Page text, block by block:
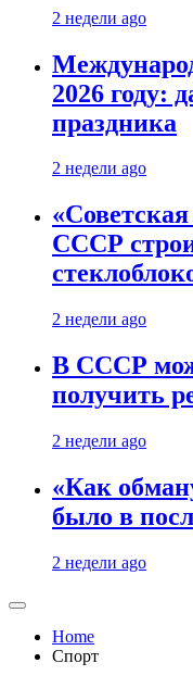
2 недели ago
2026 году:
праздника
2 недели ago
СССР
2 недели ago
В СССР
получить
2 недели ago
«Как
было в
2 недели ago
Home
Спорт